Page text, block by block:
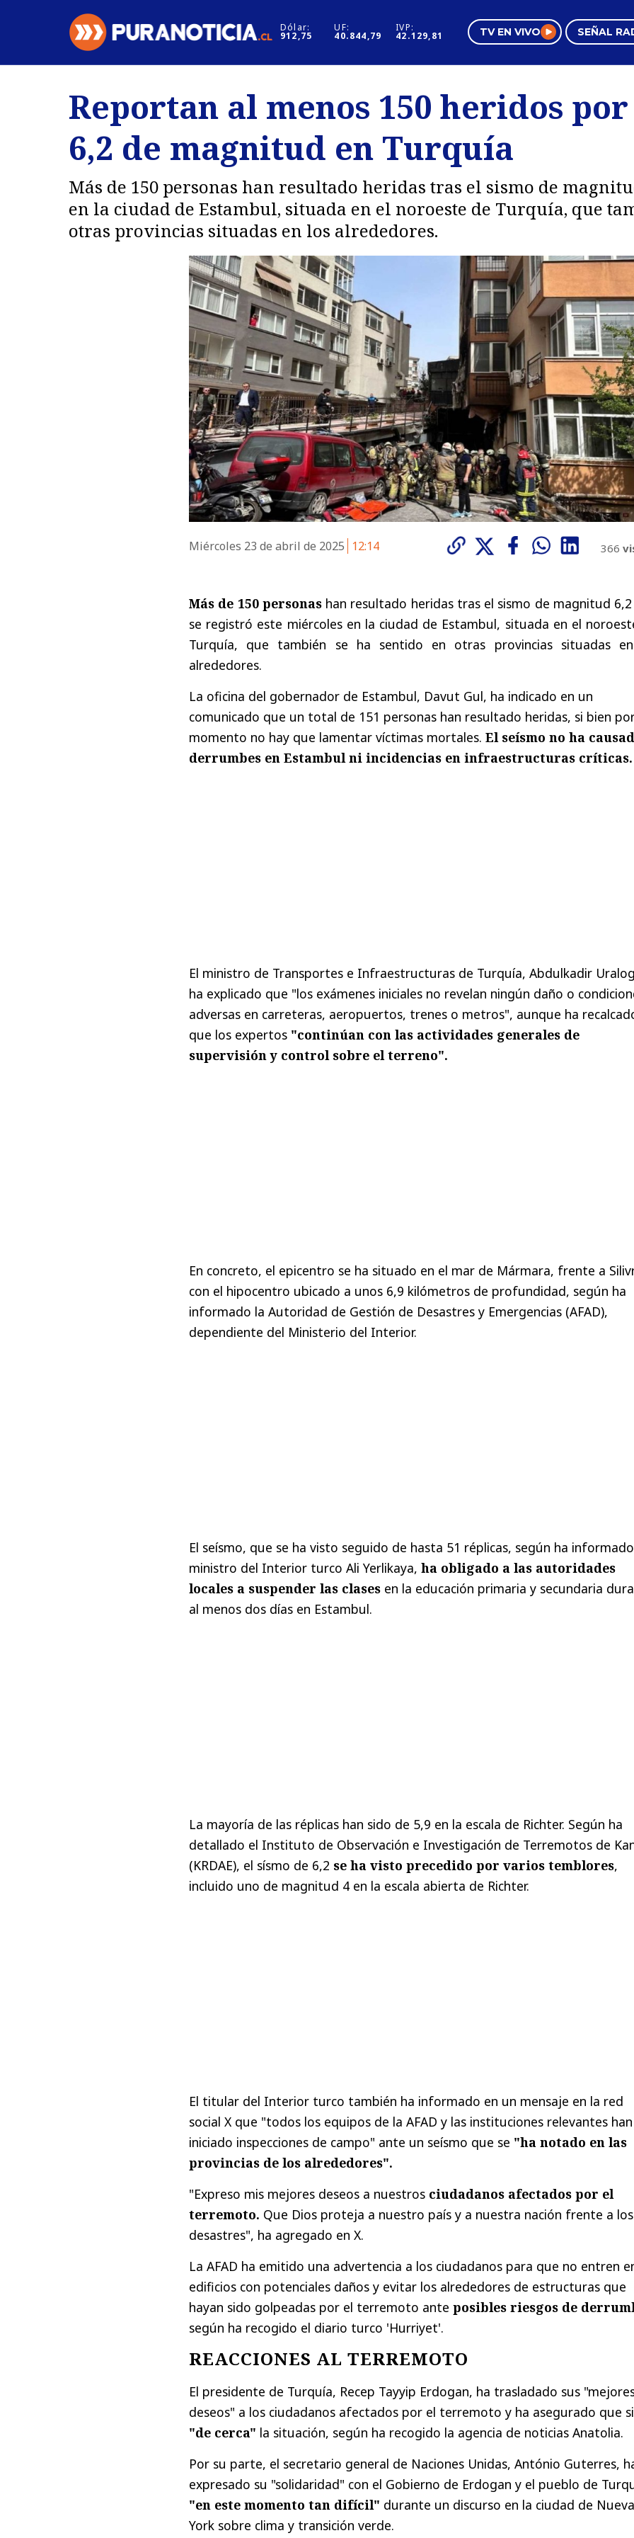
Dólar:
912,75
UF:
40.844,79
IVP:
42.129,81 TV EN VIVO SEÑAL
Regiones
Deportes
Internacional
Motores
Negocios
Pura Mujer
Reportan al menos 150 heridos
6,2 de magnitud en Turquía
Más de 150 personas han resultado heridas tras el sismo de
en la ciudad de Estambul, situada en el noroeste de Turquía, que
otras provincias situadas en los alrededores.
Miércoles 23 de abril de 2025 12:14 366
Más de 150 personashan resultado heridas tras el sismo de magnitud
se registró este miércoles en la ciudad de Estambul, situada en el
Turquía, que también se ha sentido en otras provincias situadas
alrededores.
La oficina del gobernador de Estambul, Davut Gul, ha indicado en un
comunicado que un total de 151 personas han resultado heridas, si bien
momento no hay que lamentar víctimas mortales. El seísmo no ha
derrumbes en Estambul ni incidencias en infraestructuras críticas.
El ministro de Transportes e Infraestructuras de Turquía, Abdulkadir
ha explicado que "los exámenes iniciales no revelan ningún daño o
adversas en carreteras, aeropuertos, trenes o metros", aunque ha
que los expertos "continúan con las actividades generales de
supervisión y control sobre el terreno".
En concreto, el epicentro se ha situado en el mar de Mármara, frente a
con el hipocentro ubicado a unos 6,9 kilómetros de profundidad, según ha
informado la Autoridad de Gestión de Desastres y Emergencias (AFAD),
dependiente del Ministerio del Interior.
El seísmo, que se ha visto seguido de hasta 51 réplicas, según ha
ministro del Interior turco Ali Yerlikaya, ha obligado a las autoridades
locales a suspender las clases en la educación primaria y secundaria
al menos dos días en Estambul.
La mayoría de las réplicas han sido de 5,9 en la escala de Richter. Según ha
detallado el Instituto de Observación e Investigación de Terremotos de
(KRDAE), el sísmo de 6,2 se ha visto precedido por varios temblores,
incluido uno de magnitud 4 en la escala abierta de Richter.
El titular del Interior turco también ha informado en un mensaje en la red
social X que "todos los equipos de la AFAD y las instituciones relevantes han
iniciado inspecciones de campo" ante un seísmo que se "ha notado en las
provincias de los alrededores".
"Expreso mis mejores deseos a nuestros ciudadanos afectados por el
terremoto. Que Dios proteja a nuestro país y a nuestra nación frente a los
desastres", ha agregado en X.
La AFAD ha emitido una advertencia a los ciudadanos para que no entren
edificios con potenciales daños y evitar los alrededores de estructuras que
hayan sido golpeadas por el terremoto ante posibles riesgos de
según ha recogido el diario turco 'Hurriyet'.
REACCIONES AL TERREMOTO
El presidente de Turquía, Recep Tayyip Erdogan, ha trasladado sus
deseos" a los ciudadanos afectados por el terremoto y ha asegurado que
"de cerca" la situación, según ha recogido la agencia de noticias Anatolia.
Por su parte, el secretario general de Naciones Unidas, António Guterres,
expresado su "solidaridad" con el Gobierno de Erdogan y el pueblo de
"en este momento tan difícil" durante un discurso en la ciudad de Nueva
York sobre clima y transición verde.